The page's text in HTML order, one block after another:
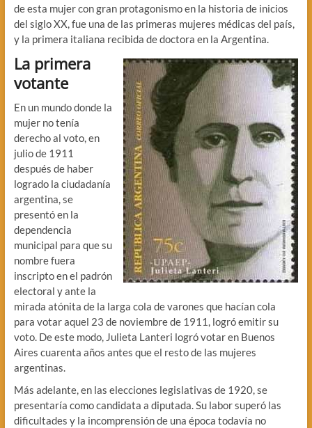
de esta mujer con gran protagonismo en la historia de inicios
del siglo XX, fue una de las primeras mujeres médicas del país,
y la primera italiana recibida de doctora en la Argentina.
La primera
votante
En un mundo donde la
mujer no tenía
derecho al voto, en
julio de 1911
después de haber
logrado la ciudadanía
argentina, se
presentó en la
dependencia
municipal para que su
nombre fuera
inscripto en el padrón
electoral y ante la
mirada atónita de la larga cola de varones que hacían cola
para votar aquel 23 de noviembre de 1911, logró emitir su
voto. De este modo, Julieta Lanteri logró votar en Buenos
Aires cuarenta años antes que el resto de las mujeres
argentinas.
Más adelante, en las elecciones legislativas de 1920, se
presentaría como candidata a diputada. Su labor superó las
dificultades y la incomprensión de una época todavía no